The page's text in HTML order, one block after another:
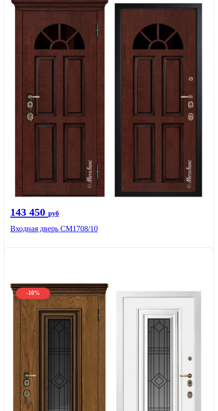
143 450 руб
Входная дверь CМ1708/10
-10%